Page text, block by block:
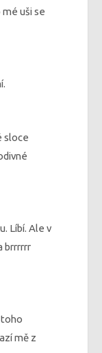
uši se
sloce
Líbí. Ale v
brrrrrr
toho
mě z